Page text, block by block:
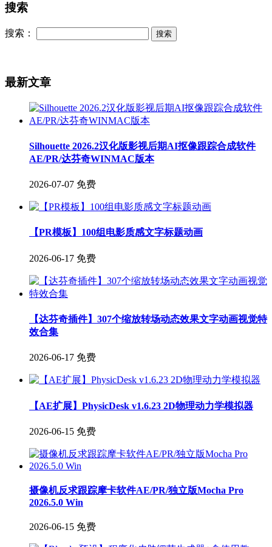
搜索
搜索：
最新文章
Silhouette 2026.2汉化版影视后期AI抠像跟踪合成软件
AE/PR/达芬奇WINMAC版本
2026-07-07 免费
【PR模板】100组电影质感文字标题动画
2026-06-17 免费
【达芬奇插件】307个缩放转场动态效果文字动画视觉特
效合集
2026-06-17 免费
【AE扩展】PhysicDesk v1.6.23 2D物理动力学模拟器
2026-06-15 免费
摄像机反求跟踪摩卡软件AE/PR/独立版Mocha Pro
2026.5.0 Win
2026-06-15 免费